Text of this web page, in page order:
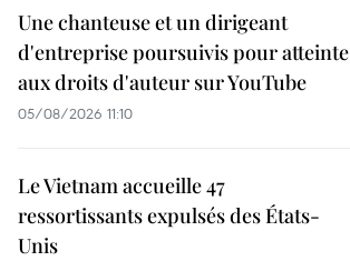
Une chanteuse et un dirigeant
d'entreprise poursuivis pour atteinte
aux droits d'auteur sur YouTube
05/08/2026 11:10
Le Vietnam accueille 47
ressortissants expulsés des États-
Unis